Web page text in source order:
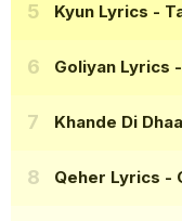
Kyun Lyrics -
Goliyan Lyrics
Khande Di
Qeher Lyrics -